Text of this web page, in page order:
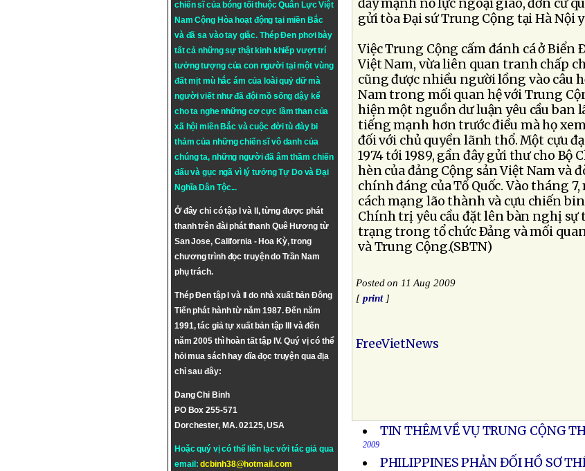
chiến sĩ của bóng tối thuộc Quân Lực Việt
Nam Cộng Hòa hoạt động tại miền Bắc
và đã sa vào tay giặc. Thép Đen phơi bày
tất cả những sự thật kinh khiếp vượt trí
tưởng tượng của con người tại một vùng
đất mịt mù hắc ám của loài quỷ dữ mà
người viết như đã đội mồ sống dậy kể
cho ta nghe những cơ cực lầm than của
xã hội miền Bắc và cuộc đời tù đày bi
thảm của những chiến sĩ vô danh của
chúng ta, những người đã âm thầm chiến
đấu và gục ngã vì lý tưởngTự DovàĐại
Nghĩa Dân Tộc...
Ở đây chỉ có tập I và II, từng được phát
thanh trên đài phát thanh Quê Hương từ
San Jose, California - Hoa Kỳ, trong
chương trình đọc truyện do Trần Nam
phụ trách.
Thép Đen tập I và II do nhà xuất bản Đông
Tiến phát hành từ năm 1987. Đến năm
1991, tác giả tự xuất bản tập III và đến
năm 2005 thì hoàn tất tập IV. Quý vị có thể
hỏi mua sách hay dĩa đọc truyện qua địa
chỉ sau đây:
Dang Chi Binh
PO Box 255-571
Dorchester, MA. 02125, USA
Hoặc quý vị có thể liên lạc với tác giả qua
email:dcbinh38@hotmail.com
đẩy mạnh nỗ lực ngoại giao, đơn cử
gửi tòa Ðại sứ Trung Cộng tại Hà Nội
Việc Trung Cộng cấm đánh cá ở
Việt Nam, vừa liên quan tranh chấp
cũng được nhiều người lồng vào câu
Nam trong mối quan hệ với Trung
hiện một nguồn dư luận yêu cầu ban
tiếng mạnh hơn trước điều mà họ
đối với chủ quyền lãnh thổ. Một cựu
1974 tới 1989, gần đây gửi thư cho
hèn của đảng Cộng sản Việt Nam và
chính đáng của Tổ Quốc. Vào tháng
cách mạng lão thành và cựu chiến
Chính trị yêu cầu đặt lên bàn nghị sự
trạng trong tổ chức Ðảng và mối
và Trung Cộng.(SBTN)
Posted on 11 Aug 2009
[print]
FreeVietNews
TIN THÊM VỀ VỤ TRUNG CỘNG
2009
PHILIPPINES PHẢN ĐỐI HỒ SƠ